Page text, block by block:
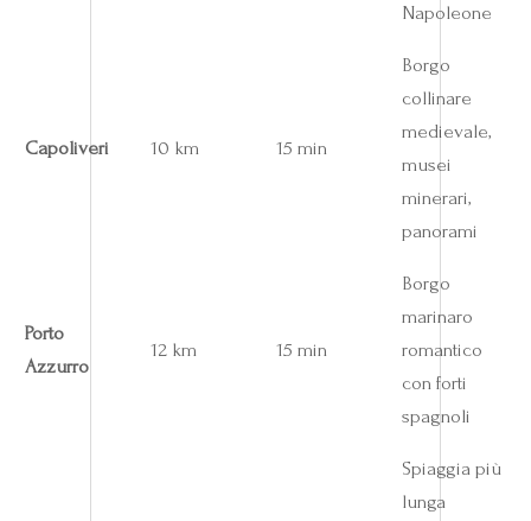
Napoleone
Capoliveri 10 km 15 min
Borgo
collinare
medievale,
musei
minerari,
panorami
Porto
Azzurro
12 km 15 min
Borgo
marinaro
romantico
con forti
spagnoli
Spiaggia più
lunga